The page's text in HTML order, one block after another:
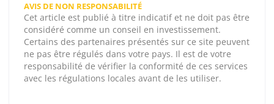
AVIS DE NON RESPONSABILITÉ
Cet article est publié à titre indicatif et ne doit pas être
considéré comme un conseil en investissement.
Certains des partenaires présentés sur ce site peuvent
ne pas être régulés dans votre pays. Il est de votre
responsabilité de vérifier la conformité de ces services
avec les régulations locales avant de les utiliser.